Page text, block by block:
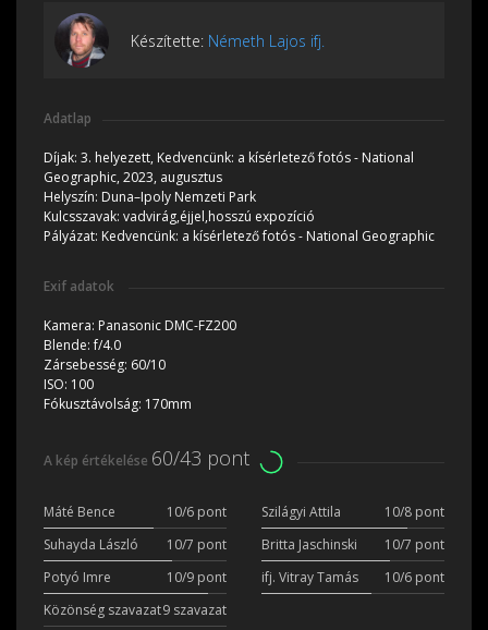
Készítette: Németh Lajos ifj.
Adatlap
Díjak: 3. helyezett, Kedvencünk: a kísérletező fotós - National
Geographic, 2023, augusztus
Helyszín: Duna–Ipoly Nemzeti Park
Kulcsszavak: vadvirág,éjjel,hosszú expozíció
Pályázat: Kedvencünk: a kísérletező fotós - National Geographic
Exif adatok
Kamera: Panasonic DMC-FZ200
Blende:f/4.0
Zársebesség: 60/10
ISO: 100
Fókusztávolság: 170mm
A kép értékelése 60/43 pont
Máté Bence 10/6 pont Szilágyi Attila
10/8 pont
Suhayda László
10/7 pont Britta Jaschinski
10/7 pont
Potyó Imre
10/9 pont ifj. Vitray Tamás
10/6 pont
Közönség szavazat9 szavazat